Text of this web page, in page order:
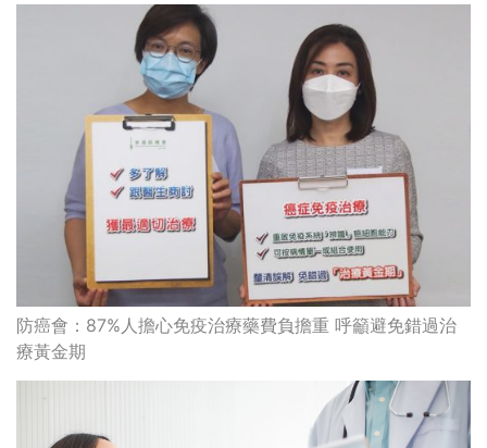
防癌會：87%人擔心免疫治療藥費負擔重 呼籲避免錯過治
療黃金期